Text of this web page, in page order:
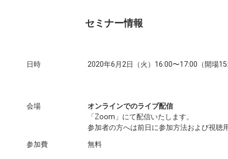
セミナー情報
日時 2020年6月2日（火）16:00〜17:00（開場
会場
オンラインでのライブ配信
「Zoom」にて配信いたします。
参加者の方へは前日に参加方法および視聴
参加費
無料